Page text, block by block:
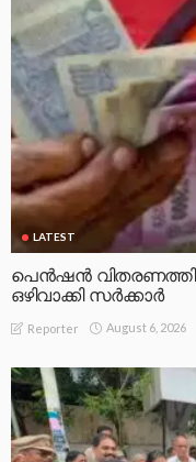
LATEST
പെൻഷൻ
ഒഴിവാക്കി സർക്കാർ
Reporter August 6, 2026